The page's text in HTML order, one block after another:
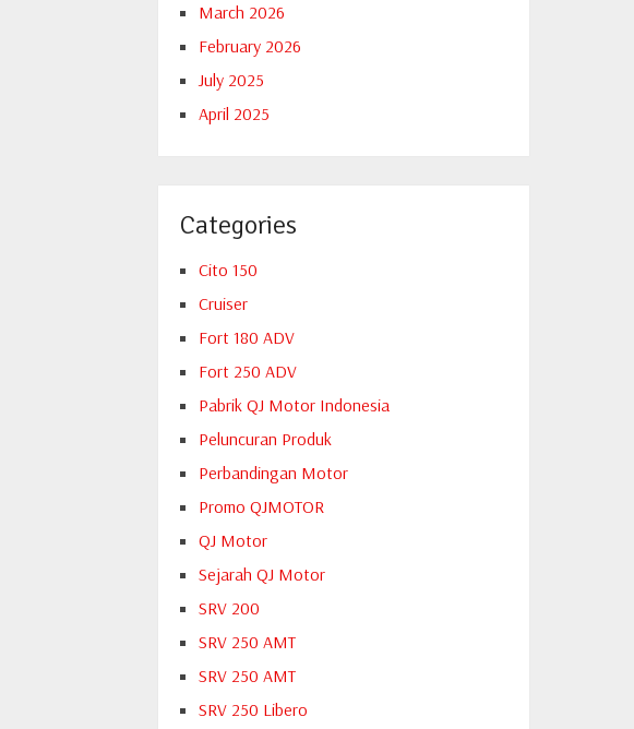
March 2026
February 2026
July 2025
April 2025
Categories
Cito 150
Cruiser
Fort 180 ADV
Fort 250 ADV
Pabrik QJ Motor Indonesia
Peluncuran Produk
Perbandingan Motor
Promo QJMOTOR
QJ Motor
Sejarah QJ Motor
SRV 200
SRV 250 AMT
SRV 250 AMT
SRV 250 Libero